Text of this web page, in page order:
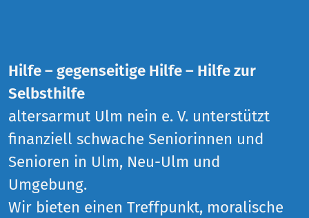
Hilfe – gegenseitige Hilfe – Hilfe zur
Selbsthilfe
altersarmut Ulm nein e. V. unterstützt
finanziell schwache Seniorinnen und
Senioren in Ulm, Neu-Ulm und
Umgebung.
Wir bieten einen Treffpunkt, moralische